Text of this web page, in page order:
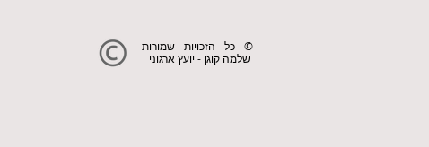
© כל הזכויות שמורות
שלמה קוגן - יועץ ארגוני